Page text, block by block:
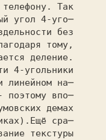
Так
угол 4-уго─
без
тому,
деление.
4-угольники
линейном на─
поэтому впо─
демах
сра─
текстуры